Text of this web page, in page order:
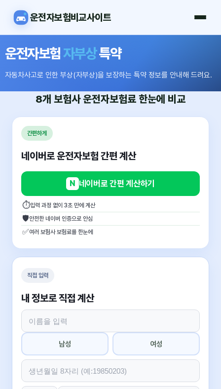
운전자보험비교사이트
운전자보험자부상특약
자동차사고로 인한 부상(자부상)을 보장하는 특약 정보를 안내해 드려요.
8개 보험사운전자보험료 한눈에 비교
간편하게
네이버로 운전자보험 간편 계산
N 네이버로 간편 계산하기
⏱입력 과정 없이 3초 만에 계산
🛡안전한 네이버 인증으로 안심
✅여러 보험사 보험료를 한눈에
직접 입력
내 정보로 직접 계산
남성 여성